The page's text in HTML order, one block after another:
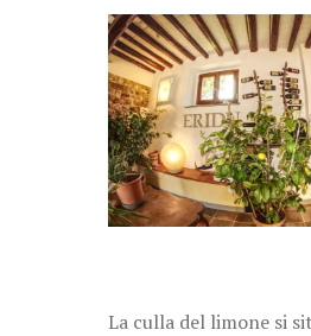
La culla del limone si